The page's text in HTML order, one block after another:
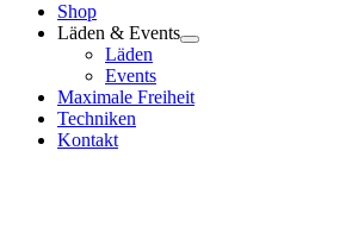
Shop
Läden & Events
Läden
Events
Maximale Freiheit
Techniken
Kontakt